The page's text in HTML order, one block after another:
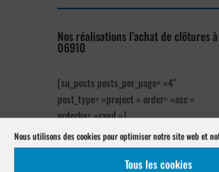
Nous utilisons des cookies pour optimiser notre site web et
Tous les cookies
Nos réalisations l’achat de clôtures
06910
[su_posts posts_per_page= »4″
post_type= »project » order= »asc »
orderby= »rand »]
Notre gamme pour la pose